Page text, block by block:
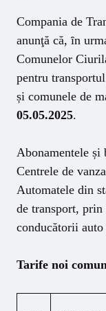
Compania de
anunţă că, ȋn
Comunelor
pentru
și comunele de
05.05.2025.
Abonamentele și
Centrele de
Automatele din
de transport,
conducătorii
Tarife noi